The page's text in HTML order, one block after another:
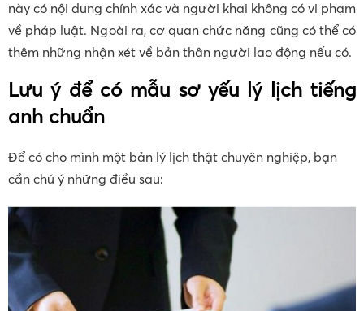
này có nội dung chính xác và người khai không có vi phạm
về pháp luật. Ngoài ra, cơ quan chức năng cũng có thể có
thêm những nhận xét về bản thân người lao động nếu có.
Lưu ý để có mẫu sơ yếu lý lịch tiếng
anh chuẩn
Để có cho mình một bản lý lịch thật chuyên nghiệp, bạn
cần chú ý những điều sau: